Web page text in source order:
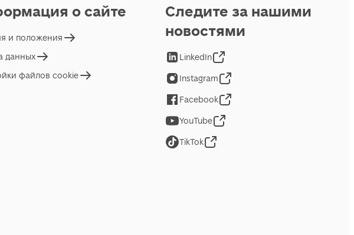
о сайте
и положения
данных
файлов cookie
Следите за нашими
новостями
LinkedIn
Instagram
Facebook
YouTube
TikTok